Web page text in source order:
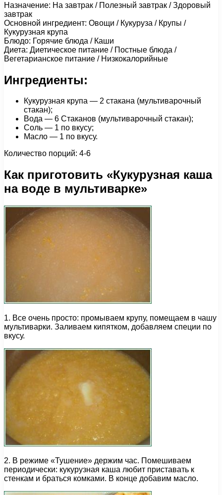
Назначение: На завтрак / Полезный завтрак / Здоровый
завтрак
Основной ингредиент: Овощи / Кукуруза / Крупы /
Кукурузная крупа
Блюдо: Горячие блюда / Каши
Диета: Диетическое питание / Постные блюда /
Вегетарианское питание / Низкокалорийные
Ингредиенты:
Кукурузная крупа — 2 стакана (мультиварочный
стакан);
Вода — 6 Стаканов (мультиварочный стакан);
Соль — 1 по вкусу;
Масло — 1 по вкусу.
Количество порций: 4-6
Как приготовить «Кукурузная каша
на воде в мультиварке»
1. Все очень просто: промываем крупу, помещаем в чашу
мультиварки. Заливаем кипятком, добавляем специи по
вкусу.
2. В режиме «Тушение» держим час. Помешиваем
периодически: кукурузная каша любит приставать к
стенкам и браться комками. В конце добавим масло.